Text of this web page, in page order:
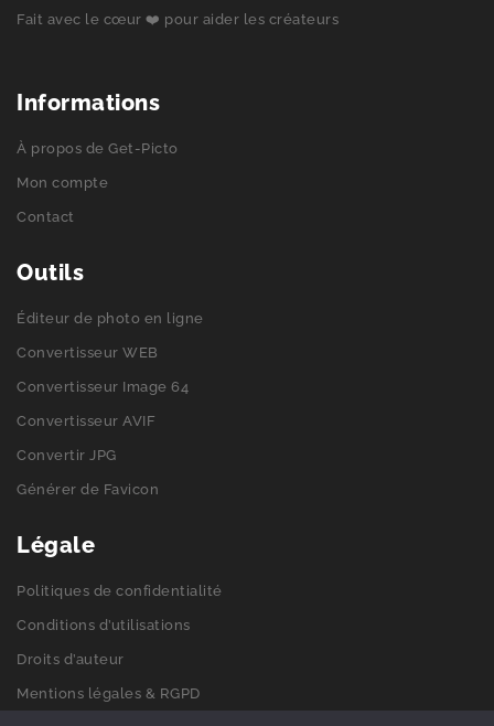
Fait avec le cœur ❤️ pour aider les créateurs
Informations
À propos de Get-Picto
Mon compte
Contact
Outils
Éditeur de photo en ligne
Convertisseur WEB
Convertisseur Image 64
Convertisseur AVIF
Convertir JPG
Générer de Favicon
Légale
Politiques de confidentialité
Conditions d’utilisations
Droits d’auteur
Mentions légales & RGPD